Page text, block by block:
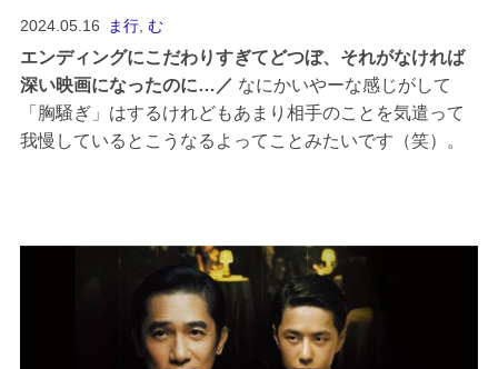
2024.05.16 ま行, む
エンディングにこだわりすぎてどつぼ、それがなければ
深い映画になったのに…
なにかいやーな感じがして
「胸騒ぎ」はするけれどもあまり相手のことを気遣って
我慢しているとこうなるよってことみたいです（笑）。